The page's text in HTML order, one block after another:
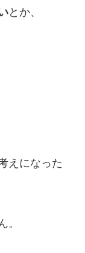
とか、
えになった
。